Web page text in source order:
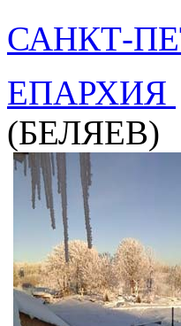
САНКТ-
ЕПАРХИЯ
(БЕЛЯЕВ)